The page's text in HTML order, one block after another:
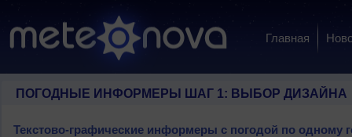
Главная
ПОГОДНЫЕ ИНФОРМЕРЫ ШАГ 1: ВЫБОР ДИЗАЙНА
Текстово-графические информеры с погодой по одному